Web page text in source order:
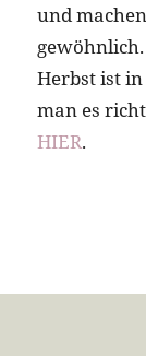
und
Herbst ist in
man es
HIER.